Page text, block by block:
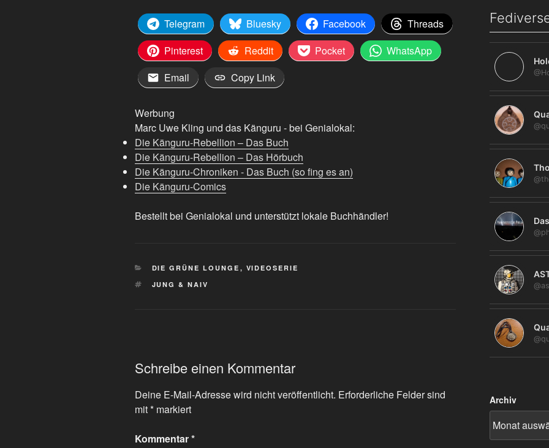
Telegram Bluesky Facebook
Threads
Pinterest
Reddit Pocket
WhatsApp
Email
Copy Link
Werbung
Marc Uwe Kling und das Känguru - bei Genialokal:
Die Känguru-Rebellion – Das Buch
Die Känguru-Rebellion – Das Hörbuch
Die Känguru-Chroniken - Das Buch (so fing es an)
Die Känguru-Comics
Bestellt bei Genialokal und unterstützt lokale Buchhändler!
KATEGORIEN
DIE GRÜNE LOUNGE , VIDEOSERIE
SCHLAGWÖRTER
JUNG & NAIV
Schreibe einen Kommentar
Deine E-Mail-Adresse wird nicht veröffentlicht. Erforderliche Felder sind
mit* markiert
Kommentar*
Archiv